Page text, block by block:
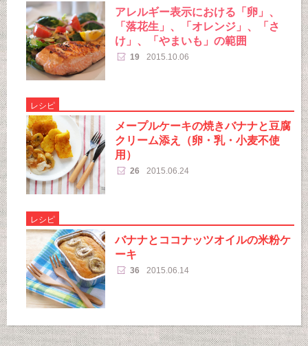
アレルギー表示における「卵」、
「落花生」、「オレンジ」、「さ
け」、「やまいも」の範囲
19 2015.10.06
レシピ
メープルケーキの焼きバナナと豆腐
クリーム添え（卵・乳・小麦不使
用）
26 2015.06.24
レシピ
バナナとココナッツオイルの米粉ケ
ーキ
36 2015.06.14